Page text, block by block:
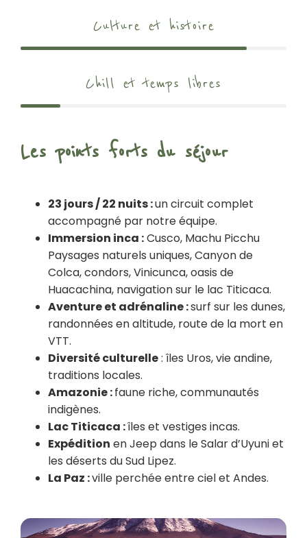
Culture et histoire
Chill et temps libres
Les points forts du séjour
23 jours / 22 nuits :un circuit complet
accompagné par notre équipe.
Immersion inca :Cusco, Machu Picchu
Paysages naturels uniques, Canyon de
Colca, condors, Vinicunca, oasis de
Huacachina, navigation sur le lac Titicaca.
Aventure et adrénaline :surf sur les dunes,
randonnées en altitude, route de la mort en
VTT.
Diversité culturelle: îles Uros, vie andine,
traditions locales.
Amazonie :faune riche, communautés
indigènes.
Lac Titicaca :îles et vestiges incas.
Expédition en Jeep dans le Salar d’Uyuni et
les déserts du Sud Lipez.
La Paz :ville perchée entre ciel et Andes.